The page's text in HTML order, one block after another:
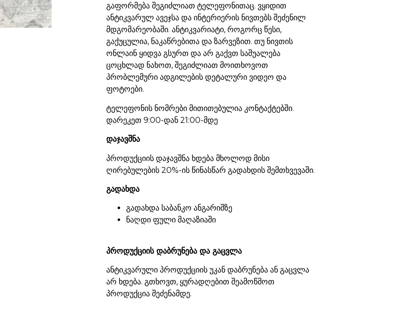
გაფორმება შეგიძლიათ ტელეფონითაც. ვყიდით
ანტიკვარულ ავეჯსა და ინტერიერის ნივთებს შეძენილ
მდგომარეობაში. ანტიკვარიატი, როგორც წესი,
გაქუცულია, ნაკაწრებითა და ზარვეზით. თუ ნივთის
ონლაინ ყიდვა გსურთ და არ გაქვთ საშუალება
ცოცხლად ნახოთ, შეგიძლიათ მოითხოვოთ
პრობლემური ადგილების დეტალური ვიდეო და
ფოტოები.
ტელეფონის ნომრები მითითებულია კონტაქტებში.
დარეკეთ 9:00-დან 21:00-მდე
დაჯავშნა
პროდუქციის დაჯავშნა ხდება მხოლოდ მისი
ღირებულების 20%-ის წინასწარ გადახდის შემთხვევაში.
გადახდა
გადახდა საბანკო ანგარიშზე
ნაღდი ფული მაღაზიაში
პროდუქციის დაბრუნება და გაცვლა
ანტიკვარული პროდუქციის უკან დაბრუნება ან გაცვლა
არ ხდება. გთხოვთ, ყურადღებით შეამოწმოთ
პროდუქცია შეძენამდე.